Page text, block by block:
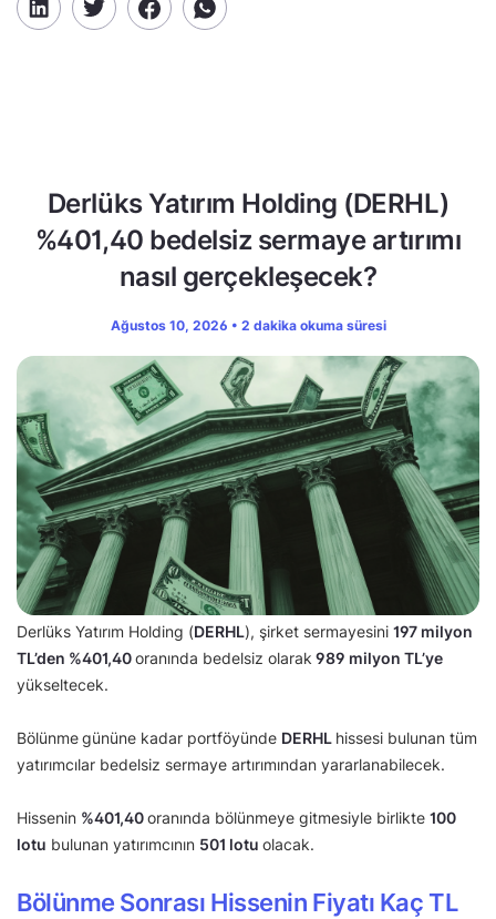
Derlüks Yatırım Holding (DERHL)
%401,40 bedelsiz sermaye artırımı
nasıl gerçekleşecek?
Ağustos 10, 2026 • 2 dakika okuma süresi
Derlüks Yatırım Holding (DERHL), şirket sermayesini 197 milyon
TL’den %401,40oranında bedelsiz olarak 989 milyon TL’ye
yükseltecek.
Bölünmegününe kadar portföyünde DERHL hissesi bulunan tüm
yatırımcılar bedelsiz sermaye artırımından yararlanabilecek.
Hissenin %401,40oranında bölünmeye gitmesiyle birlikte 100
lotu bulunan yatırımcının 501 lotu olacak.
Bölünme Sonrası Hissenin Fiyatı Kaç TL